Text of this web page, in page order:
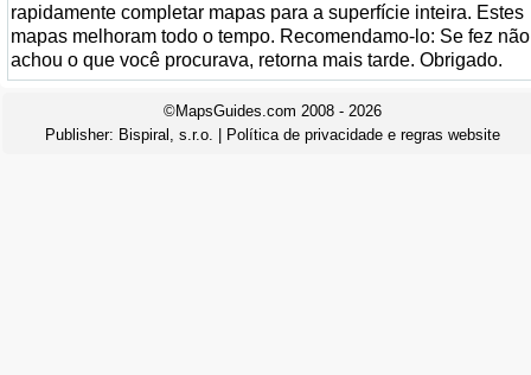
rapidamente completar mapas para a superfície inteira. Estes
mapas melhoram todo o tempo. Recomendamo-lo: Se fez não
achou o que você procurava, retorna mais tarde. Obrigado.
©MapsGuides.com 2008 - 2026
Publisher: Bispiral, s.r.o. Política de privacidade e regras website